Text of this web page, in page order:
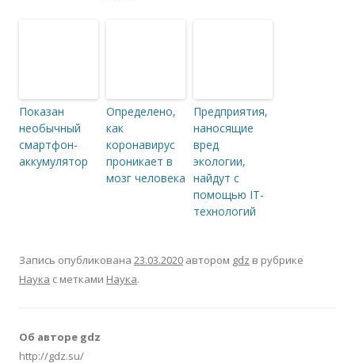
Показан
необычный
смартфон-
аккумулятор
Определено,
как
коронавирус
проникает в
мозг человека
Предприятия,
наносящие
вред
экологии,
найдут с
помощью IT-
технологий
Запись опубликована 23.03.2020 автором gdz в рубрике
Наука с метками Наука.
Об авторе gdz
http://gdz.su/